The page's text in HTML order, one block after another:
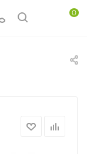
0